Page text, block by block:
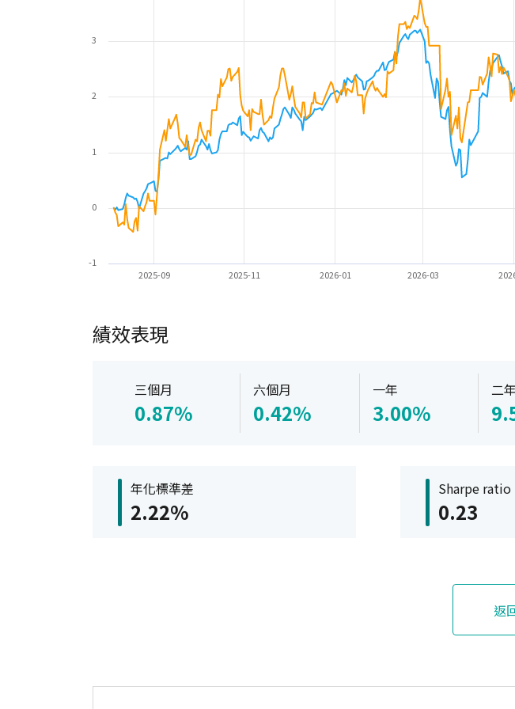
2025-09 2025-11 2026-01 2026-03
-1
0
1
2
3
績效表現
三個月
0.87%
六個月
0.42%
一年
3.00%
二年
年化標準差
2.22%
Sharpe ratio
0.23
返